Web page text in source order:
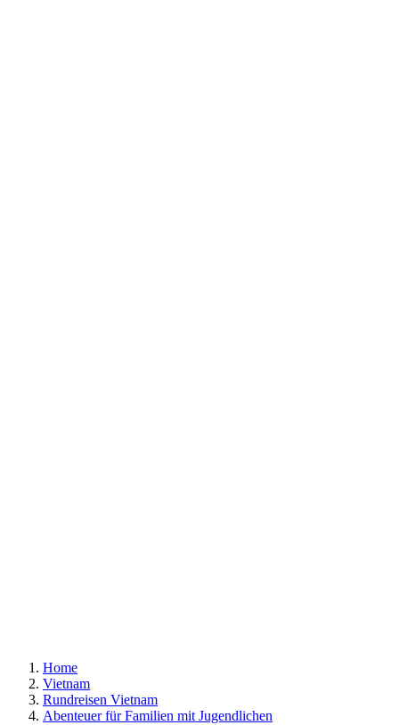
Home
Vietnam
Rundreisen Vietnam
Abenteuer für Familien mit Jugendlichen